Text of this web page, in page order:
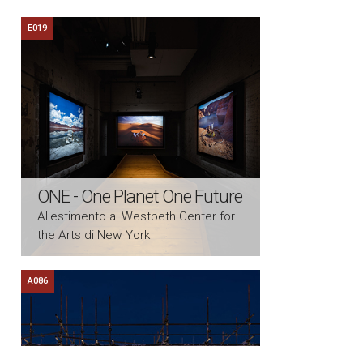
E019
ONE - One Planet One Future
Allestimento al Westbeth Center for
the Arts di New York
A086